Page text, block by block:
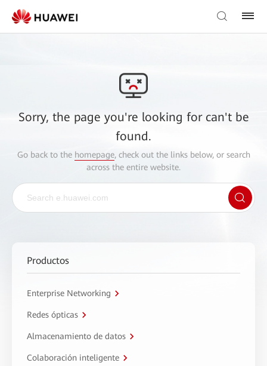
Sorry, the page you're looking for can't be
found.
Go back to the homepage, check out the links below, or search
across the entire website.
Productos
Enterprise Networking
Redes ópticas
Almacenamiento de datos
Colaboración inteligente